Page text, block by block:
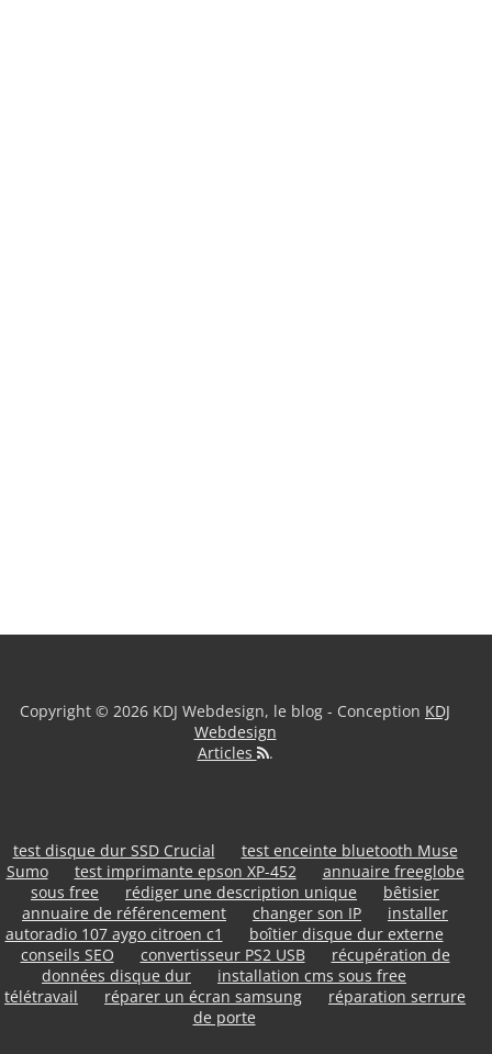
Copyright © 2026 KDJ Webdesign, le blog - Conception KDJ
Webdesign
Articles
.
test disque dur SSD Crucial
test enceinte bluetooth Muse
Sumo
test imprimante epson XP-452
annuaire freeglobe
sous free
rédiger une description unique
bêtisier
annuaire de référencement
changer son IP
installer
autoradio 107 aygo citroen c1
boîtier disque dur externe
conseils SEO
convertisseur PS2 USB
récupération de
données disque dur
installation cms sous free
télétravail
réparer un écran samsung
réparation serrure
de porte